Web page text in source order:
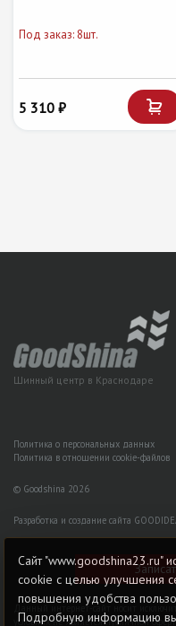
Под заказ: 8шт.
5 310 ₽
Шинный центр в Краснодаре
Политика о персональных данных
Политика в отношении cookie-файлов
© Goodshina 2026
Разработка и создание сайта
Данный интернет-сайт носит
условиях не является публичной
Сайт "www.goodshina23.ru"
cookie с целью улучшения
повышения удобства
Подробную информацию